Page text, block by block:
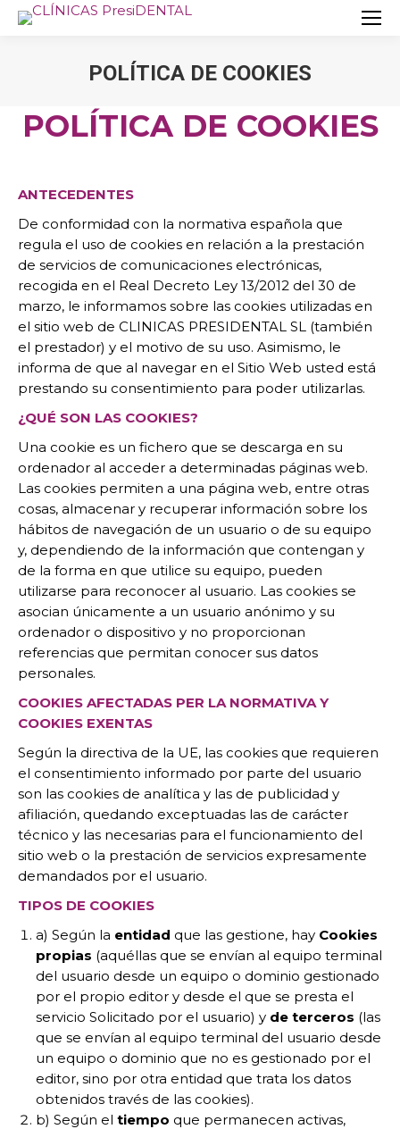
POLÍTICA DE COOKIES
POLÍTICA DE COOKIES
ANTECEDENTES
De conformidad con la normativa española que
regula el uso de cookies en relación a la prestación
de servicios de comunicaciones electrónicas,
recogida en el Real Decreto Ley 13/2012 del 30 de
marzo, le informamos sobre las cookies utilizadas en
el sitio web de CLINICAS PRESIDENTAL SL (también
el prestador) y el motivo de su uso. Asimismo, le
informa de que al navegar en el Sitio Web usted está
prestando su consentimiento para poder utilizarlas.
¿QUÉ SON LAS COOKIES?
Una cookie es un fichero que se descarga en su
ordenador al acceder a determinadas páginas web.
Las cookies permiten a una página web, entre otras
cosas, almacenar y recuperar información sobre los
hábitos de navegación de un usuario o de su equipo
y, dependiendo de la información que contengan y
de la forma en que utilice su equipo, pueden
utilizarse para reconocer al usuario. Las cookies se
asocian únicamente a un usuario anónimo y su
ordenador o dispositivo y no proporcionan
referencias que permitan conocer sus datos
personales.
COOKIES AFECTADAS PER LA NORMATIVA Y
COOKIES EXENTAS
Según la directiva de la UE, las cookies que requieren
el consentimiento informado por parte del usuario
son las cookies de analítica y las de publicidad y
afiliación, quedando exceptuadas las de carácter
técnico y las necesarias para el funcionamiento del
sitio web o la prestación de servicios expresamente
demandados por el usuario.
TIPOS DE COOKIES
a) Según la entidad que las gestione, hay Cookies
propias (aquéllas que se envían al equipo terminal
del usuario desde un equipo o dominio gestionado
por el propio editor y desde el que se presta el
servicio Solicitado por el usuario) y de terceros (las
que se envían al equipo terminal del usuario desde
un equipo o dominio que no es gestionado por el
editor, sino por otra entidad que trata los datos
obtenidos través de las cookies).
b) Según el tiempo que permanecen activas,